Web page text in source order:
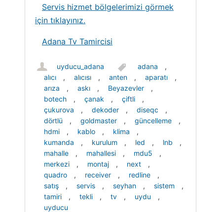
Servis hizmet bölgelerimizi görmek
için tıklayınız.
Adana Tv Tamircisi
uyducu_adana adana
,
alıcı
, alıcısı , anten , aparatı
,
arıza
, askı , Beyazevler
,
botech
, çanak , çiftli
,
çukurova
, dekoder , diseqc
,
dörtlü
, goldmaster , güncelleme
,
hdmi
, kablo , klima
,
kumanda
, kurulum , led , lnb
,
mahalle
, mahallesi , mdu5
,
merkezi
, montaj , next
,
quadro
, receiver , redline
,
satış
, servis , seyhan , sistem
,
tamiri
, tekli , tv , uydu
,
uyducu